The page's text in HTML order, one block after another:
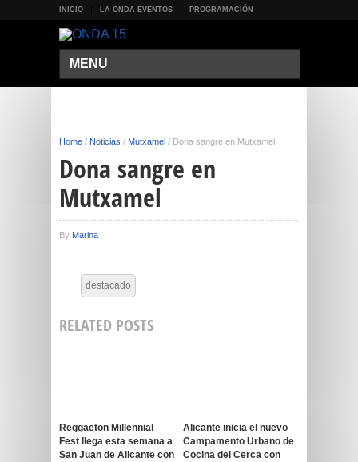
INICIO LA ONDA EVENTOS PROGRAMACIÓN
MENU
Home / Noticias / Mutxamel / Dona sangre en Mutxamel
Dona sangre en
Mutxamel
By Marina
destacado
RELATED POSTS
Reggaeton Millennial
Fest llega esta semana a
San Juan de Alicante con
Alicante inicia el nuevo
Campamento Urbano de
Cocina del Cerca con